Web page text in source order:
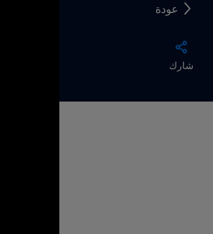
عودة
شارك